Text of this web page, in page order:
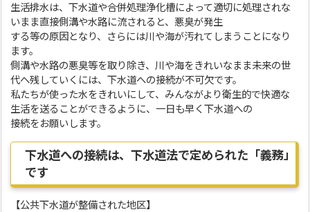
生活排水は、下水道や合併処理浄化槽によって適切に処理されな
いまま直接側溝や水路に流されると、悪臭が発生
する等の原因となり、さらには川や海が汚れてしまうことになり
ます。
側溝や水路の悪臭等を取り除き、川や海をきれいなまま未来の世
代へ残していくには、下水道への接続が不可欠です。
私たちが使った水をきれいにして、みんながより衛生的で快適な
生活を送ることができるように、一日も早く下水道への
接続をお願いします。
下水道への接続は、下水道法で定められた「義務」
です
【公共下水道が整備された地区】